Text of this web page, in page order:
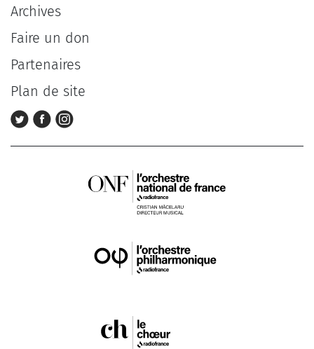
Archives
Faire un don
Partenaires
Plan de site